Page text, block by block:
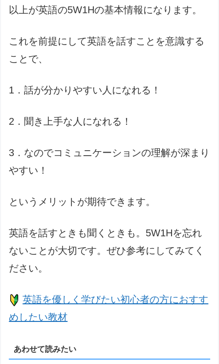
以上が英語の5W1Hの基本情報になります。
これを前提にして英語を話すことを意識する
ことで、
1．話が分かりやすい人になれる！
2．聞き上手な人になれる！
3．なのでコミュニケーションの理解が深まり
やすい！
というメリットが期待できます。
英語を話すときも聞くときも。5W1Hを忘れ
ないことが大切です。ぜひ参考にしてみてく
ださい。
英語を優しく学びたい初心者の方におすす
めしたい教材
あわせて読みたい